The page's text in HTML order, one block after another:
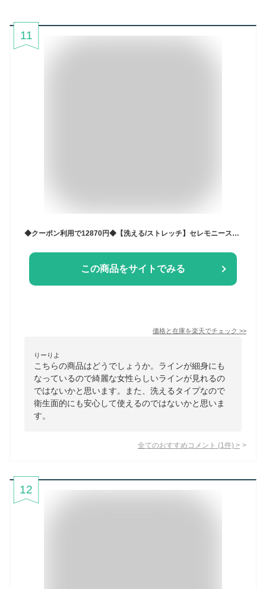
11
◆クーポン利用で12870円◆【洗える/ストレッチ】セレモニースーツ 3点セット ジャケット ボウタイブラウス テーパードパンツ ママスーツ フォーマル レディース ミセス 入学式 卒業式 お宮参り 50代 40代 30代 母親 オフィスカジュアル 消臭効果 即日発送 プレゼント
この商品をサイトでみる
価格と在庫を楽天でチェック >>
りーりよ
こちらの商品はどうでしょうか。ラインが細身にも
なっているので綺麗な女性らしいラインが見れるの
ではないかと思います。また、洗えるタイプなので
衛生面的にも安心して使えるのではないかと思いま
す。
全てのおすすめコメント (1 件) >
12